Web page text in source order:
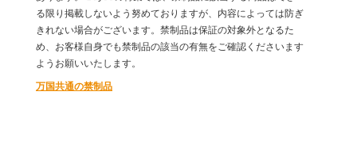
る限り掲載しないよう努めておりますが、内容によっては防ぎ
きれない場合がございます。禁制品は保証の対象外となるた
め、お客様自身でも禁制品の該当の有無をご確認くださいます
ようお願いいたします。
万国共通の禁制品